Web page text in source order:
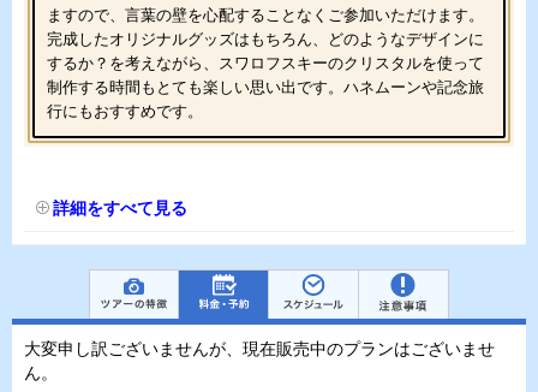
ますので、言葉の壁を心配することなくご参加いただけます。
完成したオリジナルグッズはもちろん、どのようなデザインに
するか？を考えながら、スワロフスキーのクリスタルを使って
制作する時間もとても楽しい思い出です。ハネムーンや記念旅
行にもおすすめです。
詳細をすべて見る
大変申し訳ございませんが、現在販売中のプランはございませ
ん。